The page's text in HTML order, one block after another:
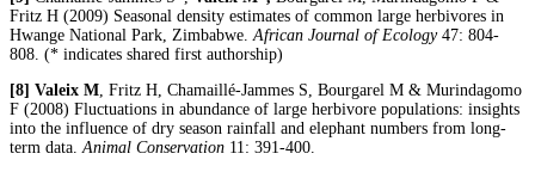
Fritz H (2009) Seasonal density estimates of common large herbivores in
Hwange National Park, Zimbabwe. African Journal of Ecology47: 804-
808. (* indicates shared first authorship)
[8] Valeix M , Fritz H, Chamaillé-Jammes S, Bourgarel M & Murindagomo
F (2008) Fluctuations in abundance of large herbivore populations: insights
into the influence of dry season rainfall and elephant numbers from long-
term data. Animal Conservation 11: 391-400.